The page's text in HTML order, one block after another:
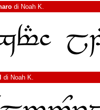
di Noah K.
di Noah K.